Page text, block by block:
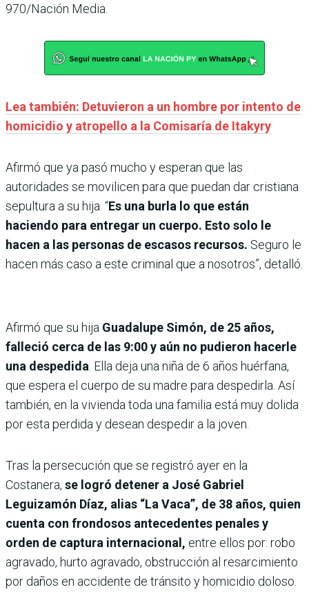
970/Nación Media.
Lea también: Detuvieron a un hombre por intento de
homicidio y atropello a la Comisaría de Itakyry
Afirmó que ya pasó mucho y esperan que las
autoridades se movilicen para que puedan dar cristiana
sepultura a su hija. “Es una burla lo que están
haciendo para entregar un cuerpo. Esto solo le
hacen a las personas de escasos recursos. Seguro le
hacen más caso a este criminal que a nosotros”, detalló.
Afirmó que su hija Guadalupe Simón, de 25 años,
falleció cerca de las 9:00 y aún no pudieron hacerle
una despedida . Ella deja una niña de 6 años huérfana,
que espera el cuerpo de su madre para despedirla. Así
también, en la vivienda toda una familia está muy dolida
por esta perdida y desean despedir a la joven.
Tras la persecución que se registró ayer en la
Costanera, se logró detener a José Gabriel
Leguizamón Díaz, alias “La Vaca”, de 38 años, quien
cuenta con frondosos antecedentes penales y
orden de captura internacional, entre ellos por: robo
agravado, hurto agravado, obstrucción al resarcimiento
por daños en accidente de tránsito y homicidio doloso.